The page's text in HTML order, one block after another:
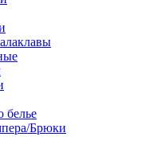
белье
Брюки